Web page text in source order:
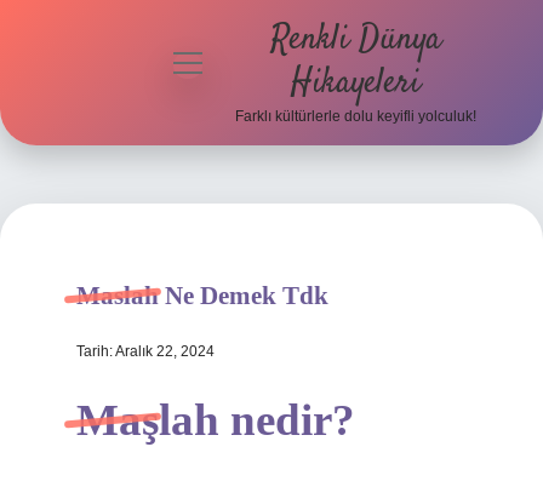
menüyü
Renkli Dünya
Hikayeleri
Farklı kültürlerle dolu keyifli yolculuk!
Maslah Ne Demek Tdk
Tarih: Aralık 22, 2024
Maşlah nedir?